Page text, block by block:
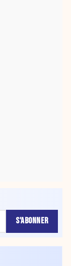
S'ABONNER